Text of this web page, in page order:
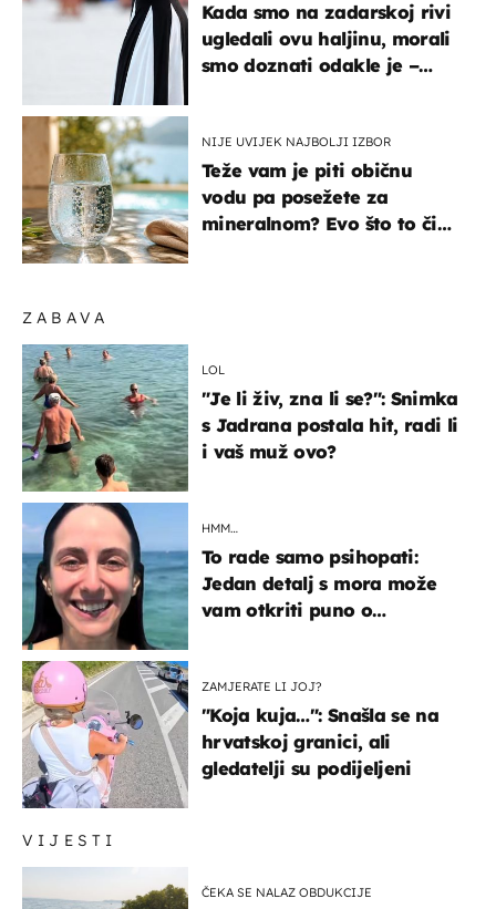
VIJESTI
ČEKA SE NALAZ OBDUKCIJE
ZABAVA
LOL
"Je li živ, zna li se?": Snimka
s Jadrana postala hit, radi li
i vaš muž ovo?
HMM…
To rade samo psihopati:
Jedan detalj s mora može
vam otkriti puno o
ZAMJERATE LI JOJ?
"Koja kuja…": Snašla se na
hrvatskoj granici, ali
gledatelji su podijeljeni
Kada smo na zadarskoj rivi
ugledali ovu haljinu, morali
smo doznati odakle je –
NIJE UVIJEK NAJBOLJI IZBOR
Teže vam je piti običnu
vodu pa posežete za
mineralnom? Evo što to čini